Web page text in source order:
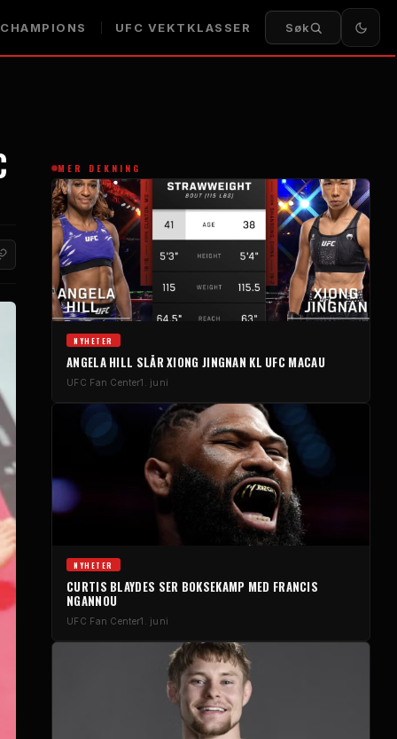
UFC VEKTKLASSER Søk
MER DEKNING
NYHETER
ANGELA HILL SLÅR XIONG JINGNAN KL UFC MACAU
UFC Fan Center1. juni
NYHETER
CURTIS BLAYDES SER BOKSEKAMP MED FRANCIS
NGANNOU
UFC Fan Center1. juni